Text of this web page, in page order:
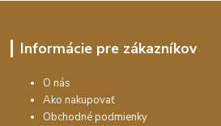
Informácie pre zákazníkov
O nás
Ako nakupovať
Obchodné podmienky